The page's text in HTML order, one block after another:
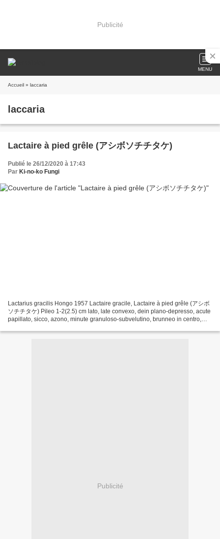
Publicité
MENU
Accueil » laccaria
laccaria
Lactaire à pied grêle (アシボソチチタケ)
Publié le 26/12/2020 à 17:43
Par Ki-no-ko Fungi
Lactarius gracilis Hongo 1957 Lactaire gracile, Lactaire à pied grêle (アシボ
ソチチタケ) Pileo 1-2(2.5) cm lato, late convexo, dein plano-depresso, acute
papillato, sicco, azono, minute granuloso-subvelutino, brunneo in centro,
Publicité